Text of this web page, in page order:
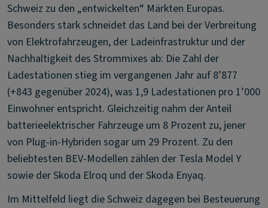
Schweiz zu den „entwickelten“ Märkten Europas.
Besonders stark schneidet das Land bei der Verbreitung
von Elektrofahrzeugen, der Ladeinfrastruktur und der
Nachhaltigkeit des Strommixes ab: Die Zahl der
Ladestationen stieg im vergangenen Jahr auf 8’877
(+843 gegenüber 2024), was 1,9 Ladestationen pro 1’000
Einwohner entspricht. Gleichzeitig nahm der Anteil
batterieelektrischer Fahrzeuge um 8 Prozent zu, jener
von Plug-in-Hybriden sogar um 29 Prozent. Zu den
beliebtesten BEV-Modellen zählen der Tesla Model Y
sowie der Skoda Elroq und der Skoda Enyaq.
Im Mittelfeld liegt die Schweiz dagegen bei Besteuerung